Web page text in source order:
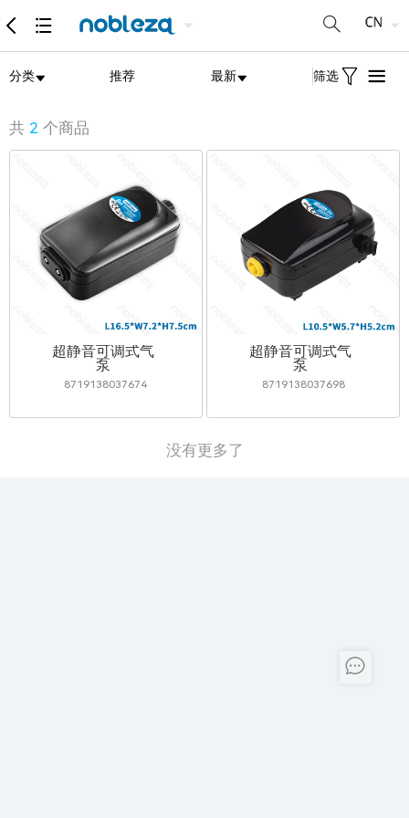
分类 推荐 最新 筛选
共 2 个商品
超静音可调式气
泵
8719138037674
超静音可调式气
泵
8719138037698
没有更多了